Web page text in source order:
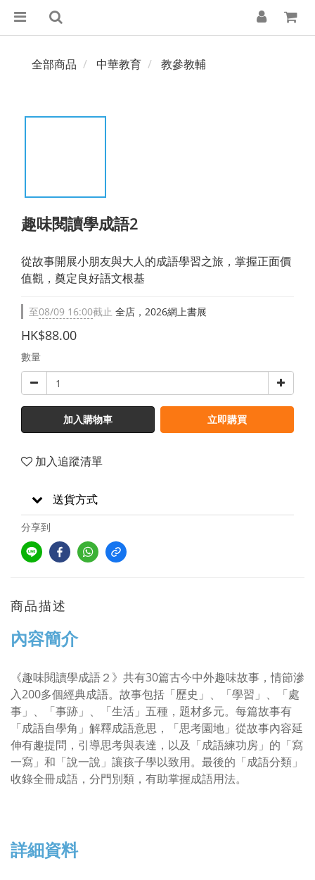
全部商品 中華教育 教參教輔
趣味閱讀學成語2
從故事開展小朋友與大人的成語學習之旅，掌握正面價
值觀，奠定良好語文根基
至08/09 16:00截止 全店，2026網上書展
HK$88.00
數量
加入購物車 立即購買
加入追蹤清單
送貨方式
分享到
商品描述
內容簡介
《趣味閱讀學成語２》共有30篇古今中外趣味故事，情節滲
入200多個經典成語。故事包括「歷史」、「學習」、「處
事」、「事跡」、「生活」五種，題材多元。每篇故事有
「成語自學角」解釋成語意思，「思考園地」從故事內容延
伸有趣提問，引導思考與表達，以及「成語練功房」的「寫
一寫」和「說一說」讓孩子學以致用。最後的「成語分類」
收錄全冊成語，分門別類，有助掌握成語用法。
詳細資料